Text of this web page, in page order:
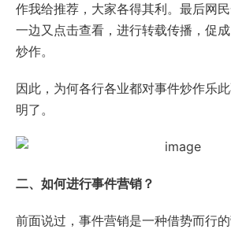
作我给推荐，大家各得其利。最后网
一边又点击查看，进行转载传播，促
炒作。
因此，为何各行各业都对事件炒作乐
明了。
二、如何进行事件营销？
前面说过，事件营销是一种借势而行